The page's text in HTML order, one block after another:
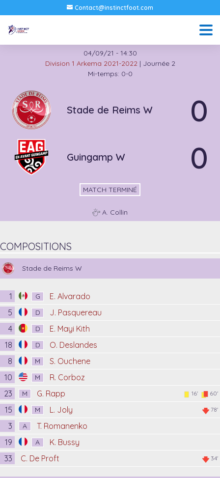
Contact@instinctfoot.com
04/09/21 - 14:30
Division 1 Arkema 2021-2022 | Journée 2
Mi-temps: 0-0
Stade de Reims W 0
Guingamp W 0
MATCH TERMINÉ
A. Collin
COMPOSITIONS
Stade de Reims W
1 G
E. Alvarado
5
D
J. Pasquereau
4
D
E. Mayi Kith
18
D
O. Deslandes
8
M
S. Ouchene
10
M
R. Corboz
23
M G. Rapp 16' 60'
15 M L. Joly 78'
3 A
T. Romanenko
19
A
K. Bussy
33
C. De Proft 34'